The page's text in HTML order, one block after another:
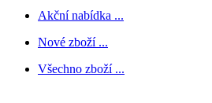
Akční nabídka ...
Nové zboží ...
Všechno zboží ...